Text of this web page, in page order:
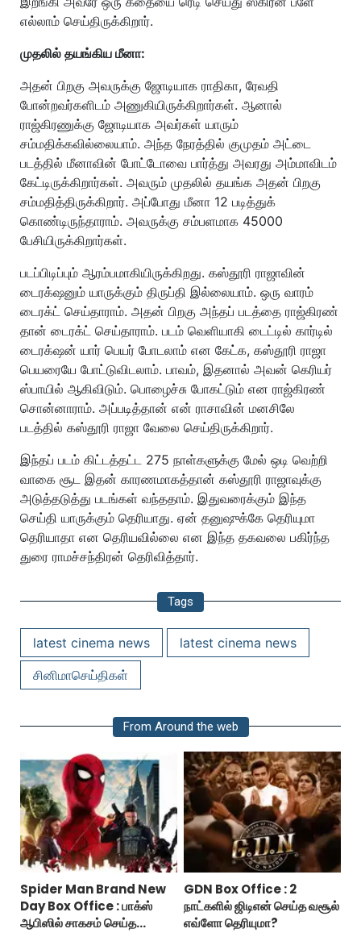
எல்லாம் செய்திருக்கிறார்.
முதலில் தயங்கிய மீனா:
அதன் பிறகு அவருக்கு ஜோடியாக ராதிகா, ரேவதி
போன்றவர்களிடம் அணுகியிருக்கிறார்கள். ஆனால்
ராஜ்கிரணுக்கு ஜோடியாக அவர்கள் யாரும்
சம்மதிக்கவில்லையாம். அந்த நேரத்தில் குமுதம் அட்டை
படத்தில் மீனாவின் போட்டோவை பார்த்து அவரது அம்மாவிடம்
கேட்டிருக்கிறார்கள். அவரும் முதலில் தயங்க அதன் பிறகு
சம்மதித்திருக்கிறார். அப்போது மீனா 12 படித்துக்
கொண்டிருந்தாராம். அவருக்கு சம்பளமாக 45000
பேசியிருக்கிறார்கள்.
படப்பிடிப்பும் ஆரம்பமாகியிருக்கிறது. கஸ்தூரி ராஜாவின்
டைரக்‌ஷனும் யாருக்கும் திருப்தி இல்லையாம். ஒரு வாரம்
டைரக்ட் செய்தாராம். அதன் பிறகு அந்தப் படத்தை ராஜ்கிரண்
தான் டைரக்ட் செய்தாராம். படம் வெளியாகி டைட்டில் கார்டில்
டைரக்‌ஷன் யார் பெயர் போடலாம் என கேட்க, கஸ்தூரி ராஜா
பெயரையே போட்டுவிடலாம். பாவம், இதனால் அவன் கெரியர்
ஸ்பாயில் ஆகிவிடும். பொழைச்சு போகட்டும் என ராஜ்கிரண்
சொன்னாராம். அப்படித்தான் என் ராசாவின் மனசிலே
படத்தில் கஸ்தூரி ராஜா வேலை செய்திருக்கிறார்.
இந்தப் படம் கிட்டத்தட்ட 275 நாள்களுக்கு மேல் ஒடி வெற்றி
வாகை சூட இதன் காரணமாகத்தான் கஸ்தூரி ராஜாவுக்கு
அடுத்தடுத்து படங்கள் வந்ததாம். இதுவரைக்கும் இந்த
செய்தி யாருக்கும் தெரியாது. ஏன் தனுஷுக்கே தெரியுமா
தெரியாதா என தெரியவில்லை என இந்த தகவலை பகிர்ந்த
துரை ராமச்சந்திரன் தெரிவித்தார்.
Tags
latest cinema news
latest cinema news
சினிமாசெய்திகள்
From Around the web
Spider Man Brand New
Day Box Office : பாக்ஸ்
ஆபிஸில் சாகசம் செய்த
GDN Box Office : 2
நாட்களில் ஜிடிஎன் செய்த வசூல்
எவ்ளோ தெரியுமா?